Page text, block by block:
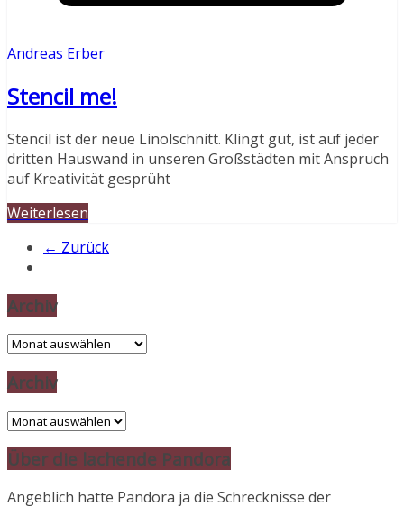
Andreas Erber
Stencil me!
Stencil ist der neue Linolschnitt. Klingt gut, ist auf jeder
dritten Hauswand in unseren Großstädten mit Anspruch
auf Kreativität gesprüht
Weiterlesen
← Zurück
Archiv
Archiv
Archiv
Archiv
Über die lachende Pandora
Angeblich hatte Pandora ja die Schrecknisse der